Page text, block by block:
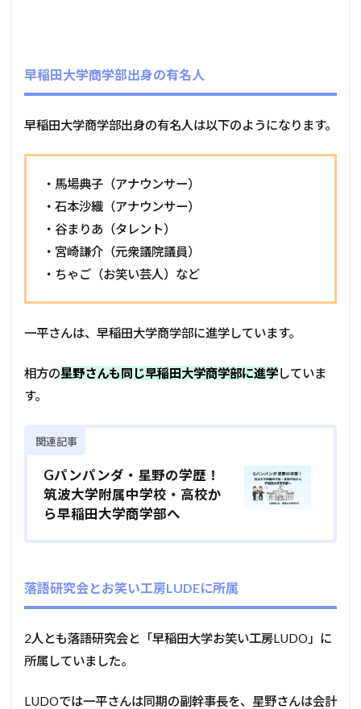
早稲田大学商学部出身の有名人
早稲田大学商学部出身の有名人は以下のようになります。
・馬場典子（アナウンサー）
・石本沙織（アナウンサー）
・谷まりあ（タレント）
・宮崎謙介（元衆議院議員）
・ちゃご（お笑い芸人）など
一平さんは、早稲田大学商学部に進学しています。
相方の星野さんも同じ早稲田大学商学部に進学していま
す。
関連記事
Gパンパンダ・星野の学歴！
筑波大学附属中学校・高校か
ら早稲田大学商学部へ
落語研究会とお笑い工房LUDEに所属
2人とも落語研究会と「早稲田大学お笑い工房LUDO」に
所属していました。
LUDOでは一平さんは同期の副幹事長を、星野さんは会計